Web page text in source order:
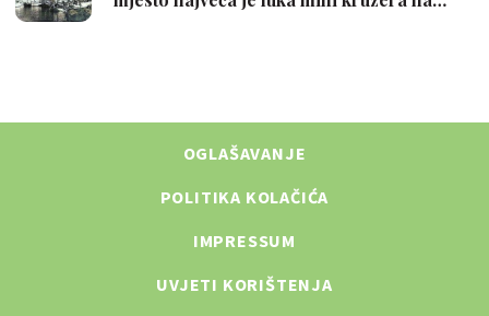
OGLAŠAVANJE
POLITIKA KOLAČIĆA
IMPRESSUM
UVJETI KORIŠTENJA